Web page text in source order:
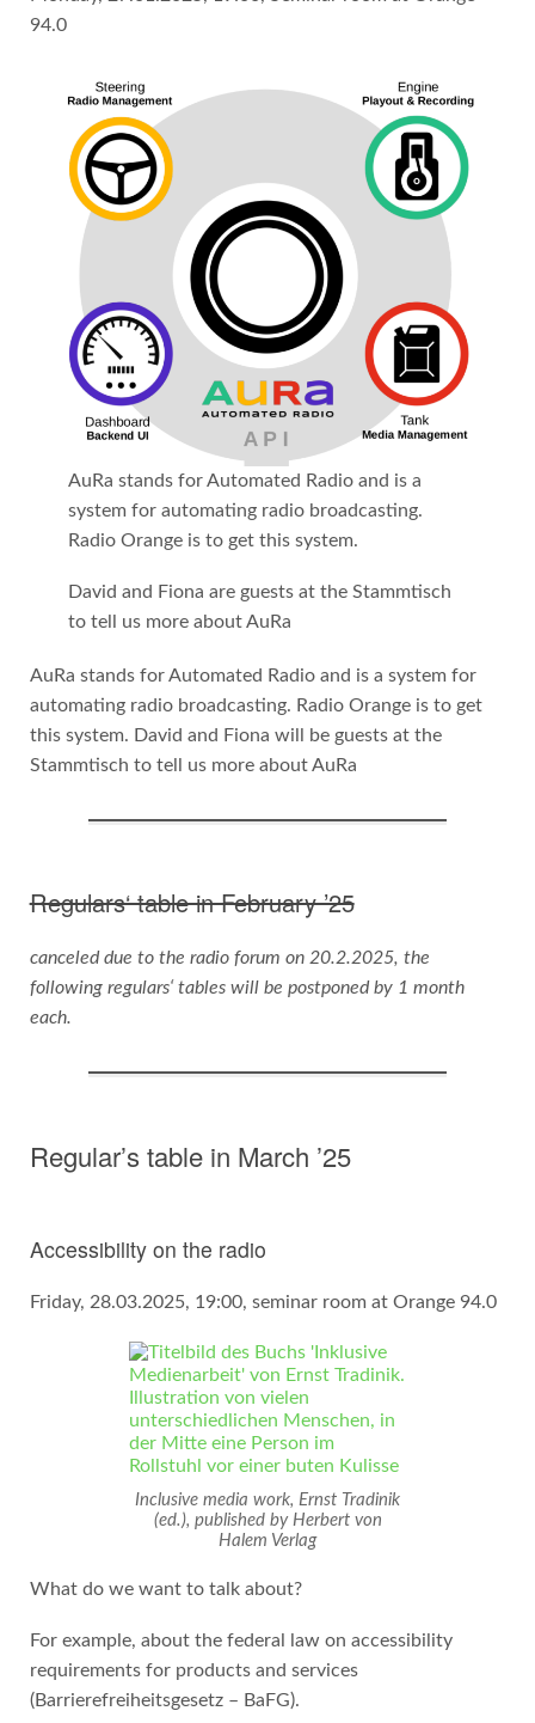
94.0
AuRa stands for Automated Radio and is a
system for automating radio broadcasting.
Radio Orange is to get this system.
David and Fiona are guests at the Stammtisch
to tell us more about AuRa
AuRa stands for Automated Radio and is a system for
automating radio broadcasting. Radio Orange is to get
this system. David and Fiona will be guests at the
Stammtisch to tell us more about AuRa
Regulars‘ table in February ’25
canceled due to the radio forum on 20.2.2025, the
following regulars‘ tables will be postponed by 1 month
each.
Regular’s table in March ’25
Accessibility on the radio
Friday, 28.03.2025, 19:00, seminar room at Orange 94.0
Inclusive media work, Ernst Tradinik
(ed.), published by Herbert von
Halem Verlag
What do we want to talk about?
For example, about the federal law on accessibility
requirements for products and services
(Barrierefreiheitsgesetz – BaFG).